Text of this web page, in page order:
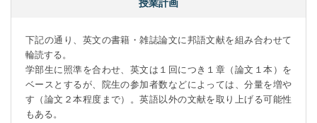
下記の通り、英文の書籍・雑誌論文に邦語文献を組み合わせて
輪読する。
学部生に照準を合わせ、英文は１回につき１章（論文１本）を
ベースとするが、院生の参加者数などによっては、分量を増や
す（論文２本程度まで）。英語以外の文献を取り上げる可能性
もある。